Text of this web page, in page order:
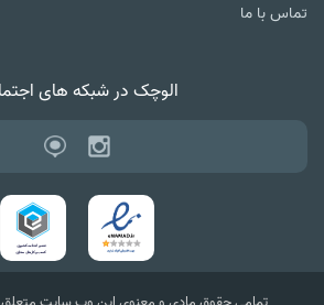
تماس با ما
الوچک در شبکه های